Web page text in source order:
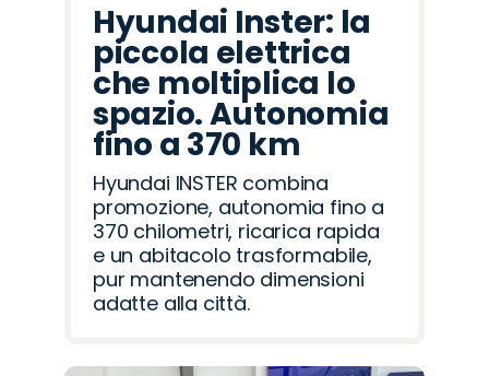
Hyundai Inster: la
piccola elettrica
che moltiplica lo
spazio. Autonomia
fino a 370 km
Hyundai INSTER combina
promozione, autonomia fino a
370 chilometri, ricarica rapida
e un abitacolo trasformabile,
pur mantenendo dimensioni
adatte alla città.